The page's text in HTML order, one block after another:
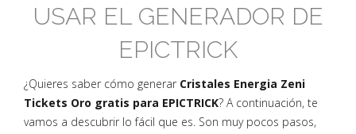
USAR EL GENERADOR DE
EPICTRICK
¿Quieres saber cómo generar Cristales Energia Zeni
Tickets Oro gratis para EPICTRICK? A continuación, te
vamos a descubrir lo fácil que es. Son muy pocos pasos,